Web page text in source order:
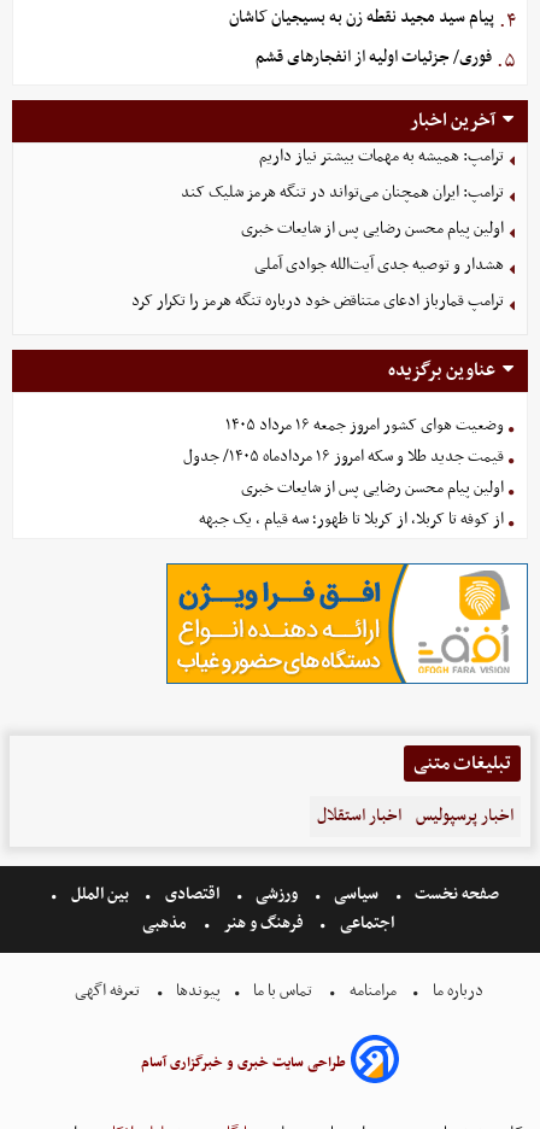
۴. پیام سید مجید نقطه زن به بسیجیان کاشان
۵. فوری/ جزئیات اولیه از انفجارهای قشم
آخرین اخبار
ترامپ: همیشه به مهمات بیشتر نیاز داریم
ترامپ: ایران همچنان می‌تواند در تنگه هرمز شلیک کند
اولین پیام محسن رضایی پس از شایعات خبری
هشدار و توصیه جدی آیت‌الله جوادی آملی
ترامپ قمارباز ادعای متناقض خود درباره تنگه هرمز را تکرار کرد
عناوین برگزیده
وضعیت هوای کشور امروز جمعه ۱۶ مرداد ۱۴۰۵
قیمت جدید طلا و سکه امروز ۱۶ مردادماه ۱۴۰۵/ جدول
اولین پیام محسن رضایی پس از شایعات خبری
از کوفه تا کربلا، از کربلا تا ظهور؛ سه قیام ، یک جبهه
تبلیغات متنی
اخبار پرسپولیس اخبار استقلال
صفحه نخست سیاسی ورزشی اقتصادی
بین الملل
اجتماعی
فرهنگ و هنر مذهبی
درباره ما مرامنامه تماس با ما پیوندها تعرفه اگهی
طراحی سایت خبری و خبرگزاری آسام